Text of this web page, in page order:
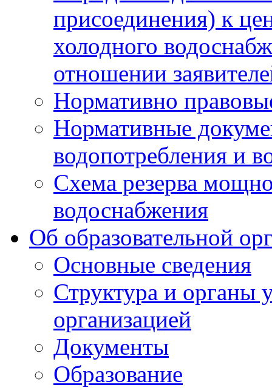
присоединения) к
холодного
отношении
Нормативно
Нормативные
водопотребления и
Схема резерва
водоснабжения
Об образовательной
Основные сведения
Структура и органы
организацией
Документы
Образование